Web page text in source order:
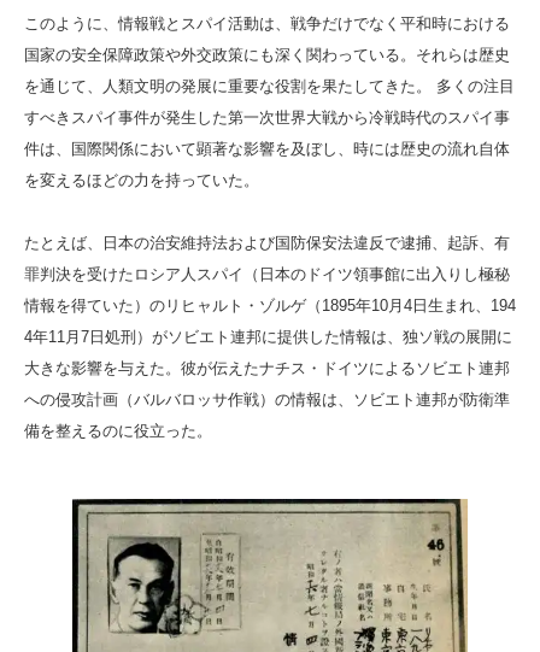
このように、情報戦とスパイ活動は、戦争だけでなく平和時における
国家の安全保障政策や外交政策にも深く関わっている。それらは歴史
を通じて、人類文明の発展に重要な役割を果たしてきた。 多くの注目
すべきスパイ事件が発生した第一次世界大戦から冷戦時代のスパイ事
件は、国際関係において顕著な影響を及ぼし、時には歴史の流れ自体
を変えるほどの力を持っていた。
たとえば、日本の治安維持法および国防保安法違反で逮捕、起訴、有
罪判決を受けたロシア人スパイ（日本のドイツ領事館に出入りし極秘
情報を得ていた）のリヒャルト・ゾルゲ（1895年10月4日生まれ、194
4年11月7日処刑）がソビエト連邦に提供した情報は、独ソ戦の展開に
大きな影響を与えた。彼が伝えたナチス・ドイツによるソビエト連邦
への侵攻計画（バルバロッサ作戦）の情報は、ソビエト連邦が防衛準
備を整えるのに役立った。